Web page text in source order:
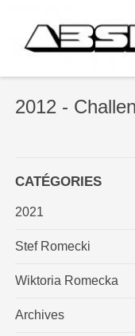
2012 -
CATÉGORIES
2021
Stef Romecki
Wiktoria Romecka
Archives